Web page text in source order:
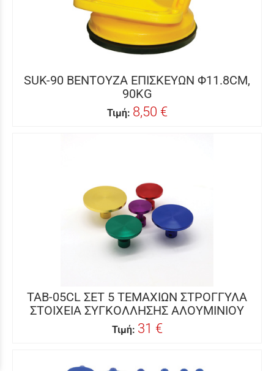
SUK-90 ΒΕΝΤΟΥΖΑ ΕΠΙΣΚΕΥΩΝ Φ11.8CM,
90KG
Τιμή: 8,50 €
TAB-05CL ΣΕΤ 5 ΤΕΜΑΧΙΩΝ ΣΤΡΟΓΓΥΛΑ
ΣΤΟΙΧΕΙΑ ΣΥΓΚΟΛΛΗΣΗΣ ΑΛΟΥΜΙΝΙΟΥ
Τιμή: 31 €